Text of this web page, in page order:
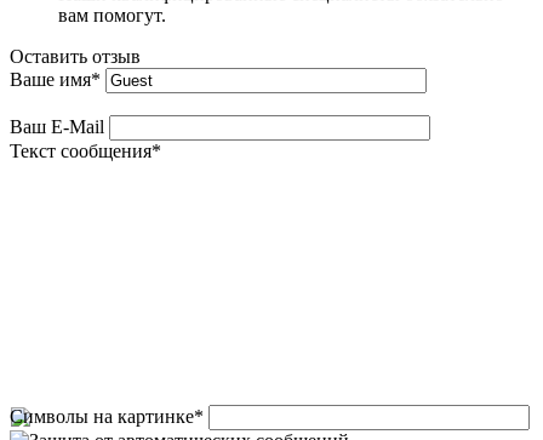
вам помогут.
Оставить отзыв
Ваше имя*
Ваш E-Mail
Текст сообщения*
Символы на картинке*